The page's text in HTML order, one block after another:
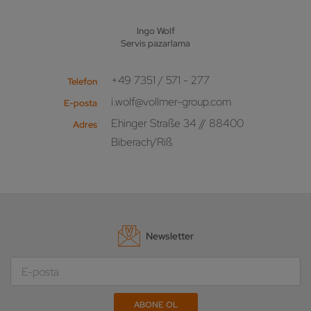
Ingo Wolf
Servis pazarlama
Telefon +49 7351 / 571 - 277
E-posta i.wolf@vollmer-group.com
Adres
Ehinger Straße 34 // 88400
Biberach/Riß
Newsletter